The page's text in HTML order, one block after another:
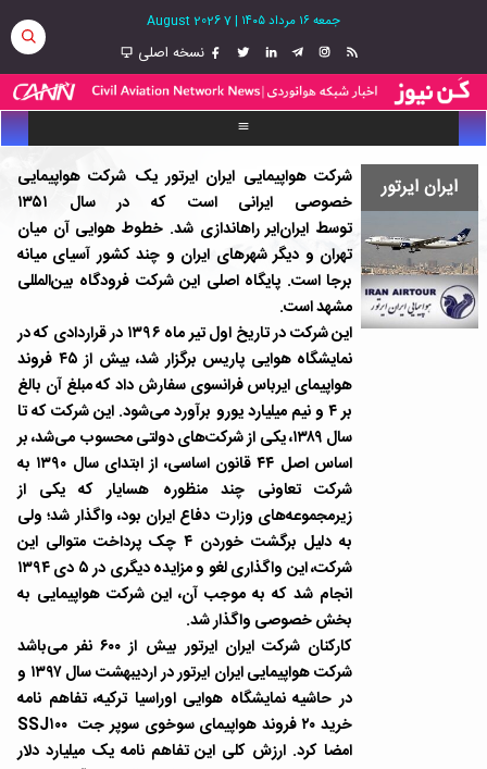
جمعه ۱۶ مرداد ۱۴۰۵ |
7 August 2026
نسخه اصلی
ایران ایرتور
شرکت هواپیمایی ایران ایرتور یک شرکت هواپیمایی
خصوصی ایرانی است که در سال ۱۳۵۱
توسط ایران‌ایر راهاندازی شد. خطوط هوایی آن میان
تهران و دیگر شهرهای ایران و چند کشور آسیای میانه
برجا است. پایگاه اصلی این شرکت فرودگاه بین‌المللی
مشهد است.
این شرکت در تاریخ اول تیر ماه ۱۳۹۶ در قراردادی که در
نمایشگاه هوایی پاریس برگزار شد، بیش از ۴۵ فروند
هواپیمای ایرباس فرانسوی سفارش داد که مبلغ آن بالغ
بر ۴ و نیم میلیارد یورو برآورد می‌شود. این شرکت که تا
سال ۱۳۸۹، یکی از شرکت‌‌های دولتی محسوب می‌شد، بر
اساس اصل ۴۴ قانون اساسی، از ابتدای سال ۱۳۹۰ به
شرکت تعاونی چند منظوره هسایار که یکی از
زیرمجموعه‌های وزارت دفاع ایران بود، واگذار شد؛ ولی
به دلیل برگشت خوردن ۴ چک پرداخت متوالی این
شرکت، این واگذاری لغو و مزایده دیگری در ۵ دی ۱۳۹۴
انجام شد که به موجب آن، این شرکت هواپیمایی به
بخش خصوصی واگذار شد.
کارکنان شرکت ایران ایرتور بیش از ۶۰۰ نفر می‌باشد
شرکت هواپیمایی ایران ایرتور در اردیبهشت سال ۱۳۹۷ و
در حاشیه نمایشگاه هوایی اوراسیا ترکیه، تفاهم نامه
خرید ۲۰ فروند هواپیمای سوخوی سوپر جت SSJ۱۰۰
امضا کرد. ارزش کلی این تفاهم نامه یک میلیارد دلار